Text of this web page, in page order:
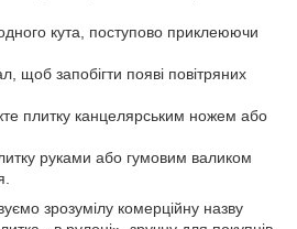
кута, поступово приклеюючи
щоб запобігти появі повітряних
плитку канцелярським ножем або
руками або гумовим валиком
зрозумілу комерційну назву